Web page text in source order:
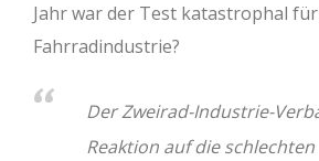
Jahr war der Test katastrophal
Fahrradindustrie?
Der Zweirad-Industrie-
Reaktion auf die schlechten